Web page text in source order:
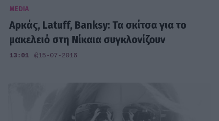
MEDIA
Aρκάς, Latuff, Banksy: Τα σκίτσα για το
μακελειό στη Νίκαια συγκλονίζουν
13:01 @15-07-2016